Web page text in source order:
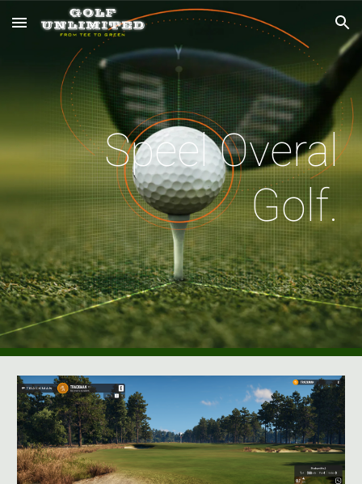
Skip to main content Skip to navigation
Speel Overal
Golf.